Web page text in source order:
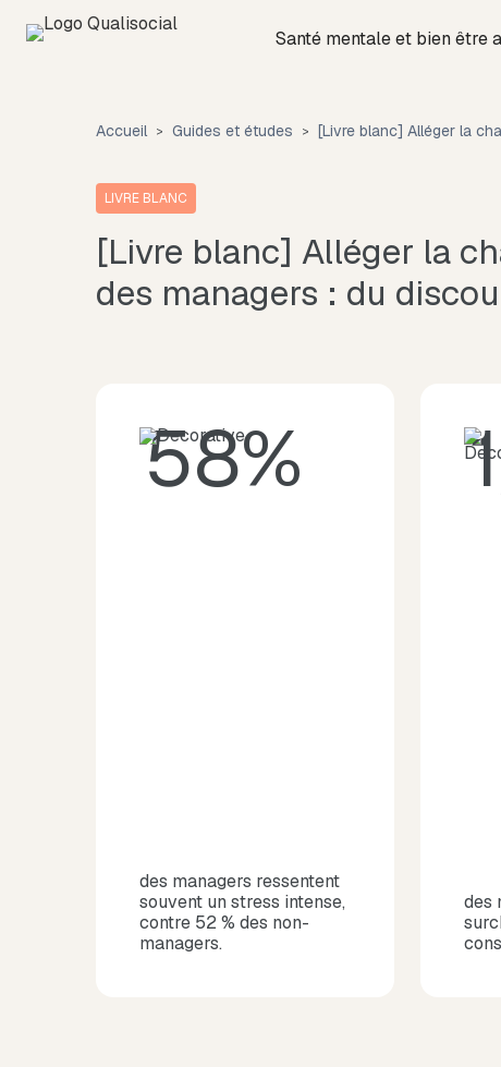
Santé mentale et bien être
Accueil Guides et études [Livre blanc] Alléger la
LIVRE BLANC
[Livre blanc] Alléger la
des managers : du
58%
des managers ressentent
souvent un stress intense,
contre 52 % des non-
managers.
des